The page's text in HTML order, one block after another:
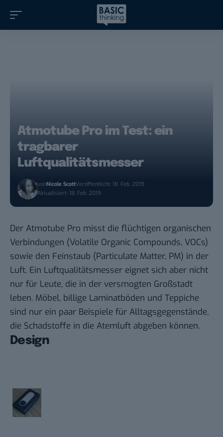
Atmotube Pro im Test: ein
tragbarer
Luftqualitätsmesser
vonNicole ScottVeröffentlicht: 18. Feb. 2019
Aktualisiert: 18. Feb. 2019
Der Atmotube Pro misst die flüchtigen organischen
Verbindungen (Volatile Organic Compounds, VOCs)
sowie den Feinstaub (Particulate Matter, PM) in der
Luft. Ein Luftqualitätsmesser eignet sich aber nicht
nur für Leute, die in der versmogten Großstadt
leben. Möbel, billige Laminatböden und Teppiche
sind nur ein paar Beispiele für Alltagsgegenstände,
die Schadstoffe in die Atemluft abgeben können.
Design